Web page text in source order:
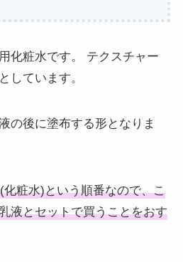
化粧水です。 テクスチャー
しています。
の後に塗布する形となりま
粧水)という順番なので、こ
液とセットで買うことをおす